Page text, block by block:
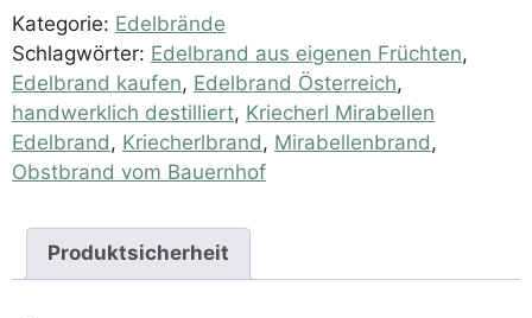
Menge
Kategorie: Edelbrände
Schlagwörter: Edelbrand aus eigenen Früchten,
Edelbrand kaufen, Edelbrand Österreich,
handwerklich destilliert, Kriecherl Mirabellen
Edelbrand, Kriecherlbrand, Mirabellenbrand,
Obstbrand vom Bauernhof
Produktsicherheit